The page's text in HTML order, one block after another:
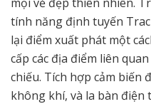
tính năng định tuyến
lại điểm xuất phát một
cấp các địa điểm liên
chiếu. Tích hợp cảm biến
không khí, và la bàn điện